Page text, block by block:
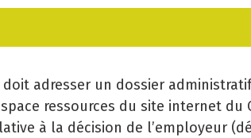
adresser un dossier
ressources du site internet du
à la décision de l’employeur